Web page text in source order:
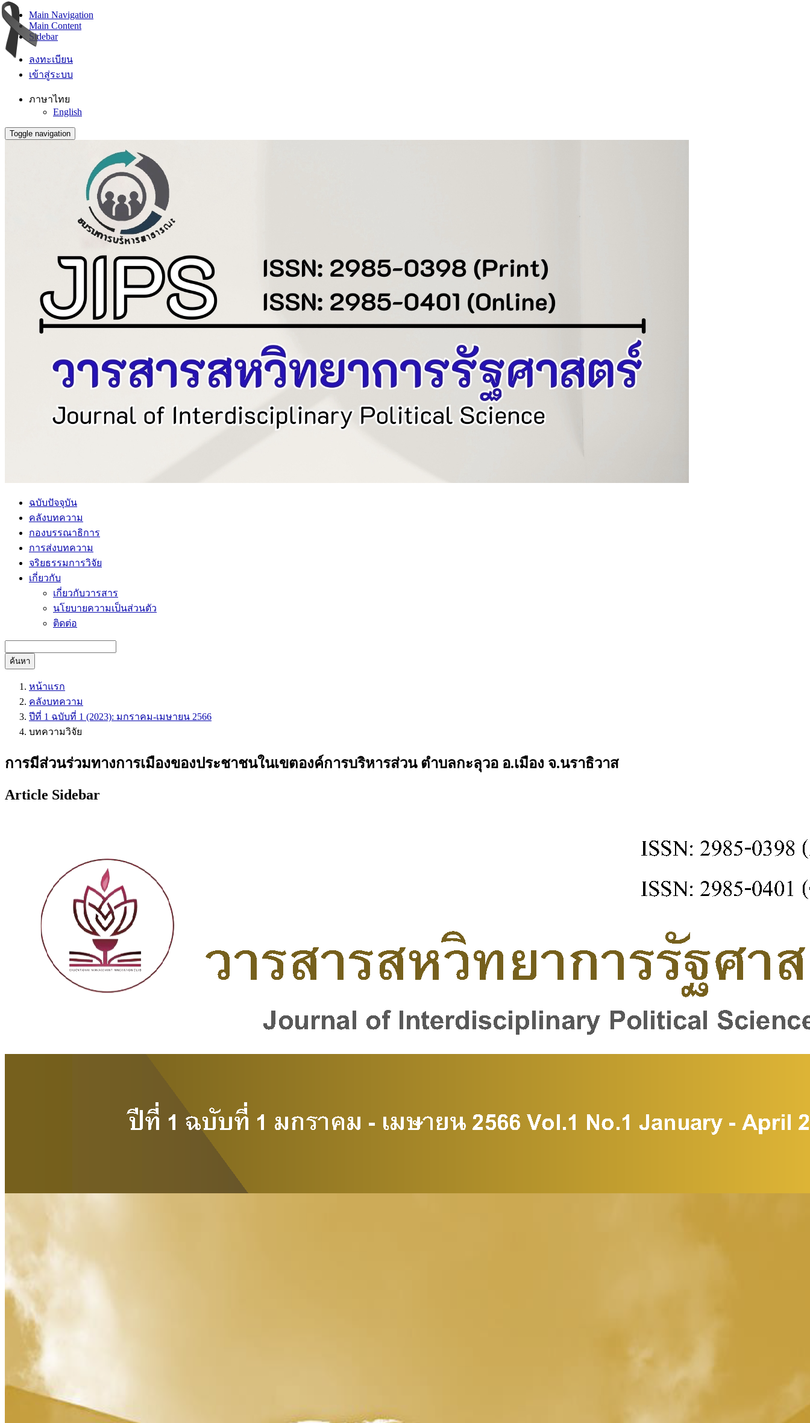
Main Navigation
Main Content
Sidebar
ลงทะเบียน
เข้าสู่ระบบ
ภาษาไทย
English
Toggle navigation
ฉบับปัจจุบัน
คลังบทความ
กองบรรณาธิการ
การส่งบทความ
จริยธรรมการวิจัย
เกี่ยวกับ
เกี่ยวกับวารสาร
นโยบายความเป็นส่วนตัว
ติดต่อ
ค้นหา
หน้าแรก
คลังบทความ
ปีที่ 1 ฉบับที่ 1 (2023): มกราคม-เมษายน 2566
บทความวิจัย
การมีส่วนร่วมทางการเมืองของประชาชนในเขตองค์การบริหารส่วน ตำบลกะลุวอ อ.เมือง จ.นราธิวาส
Article Sidebar